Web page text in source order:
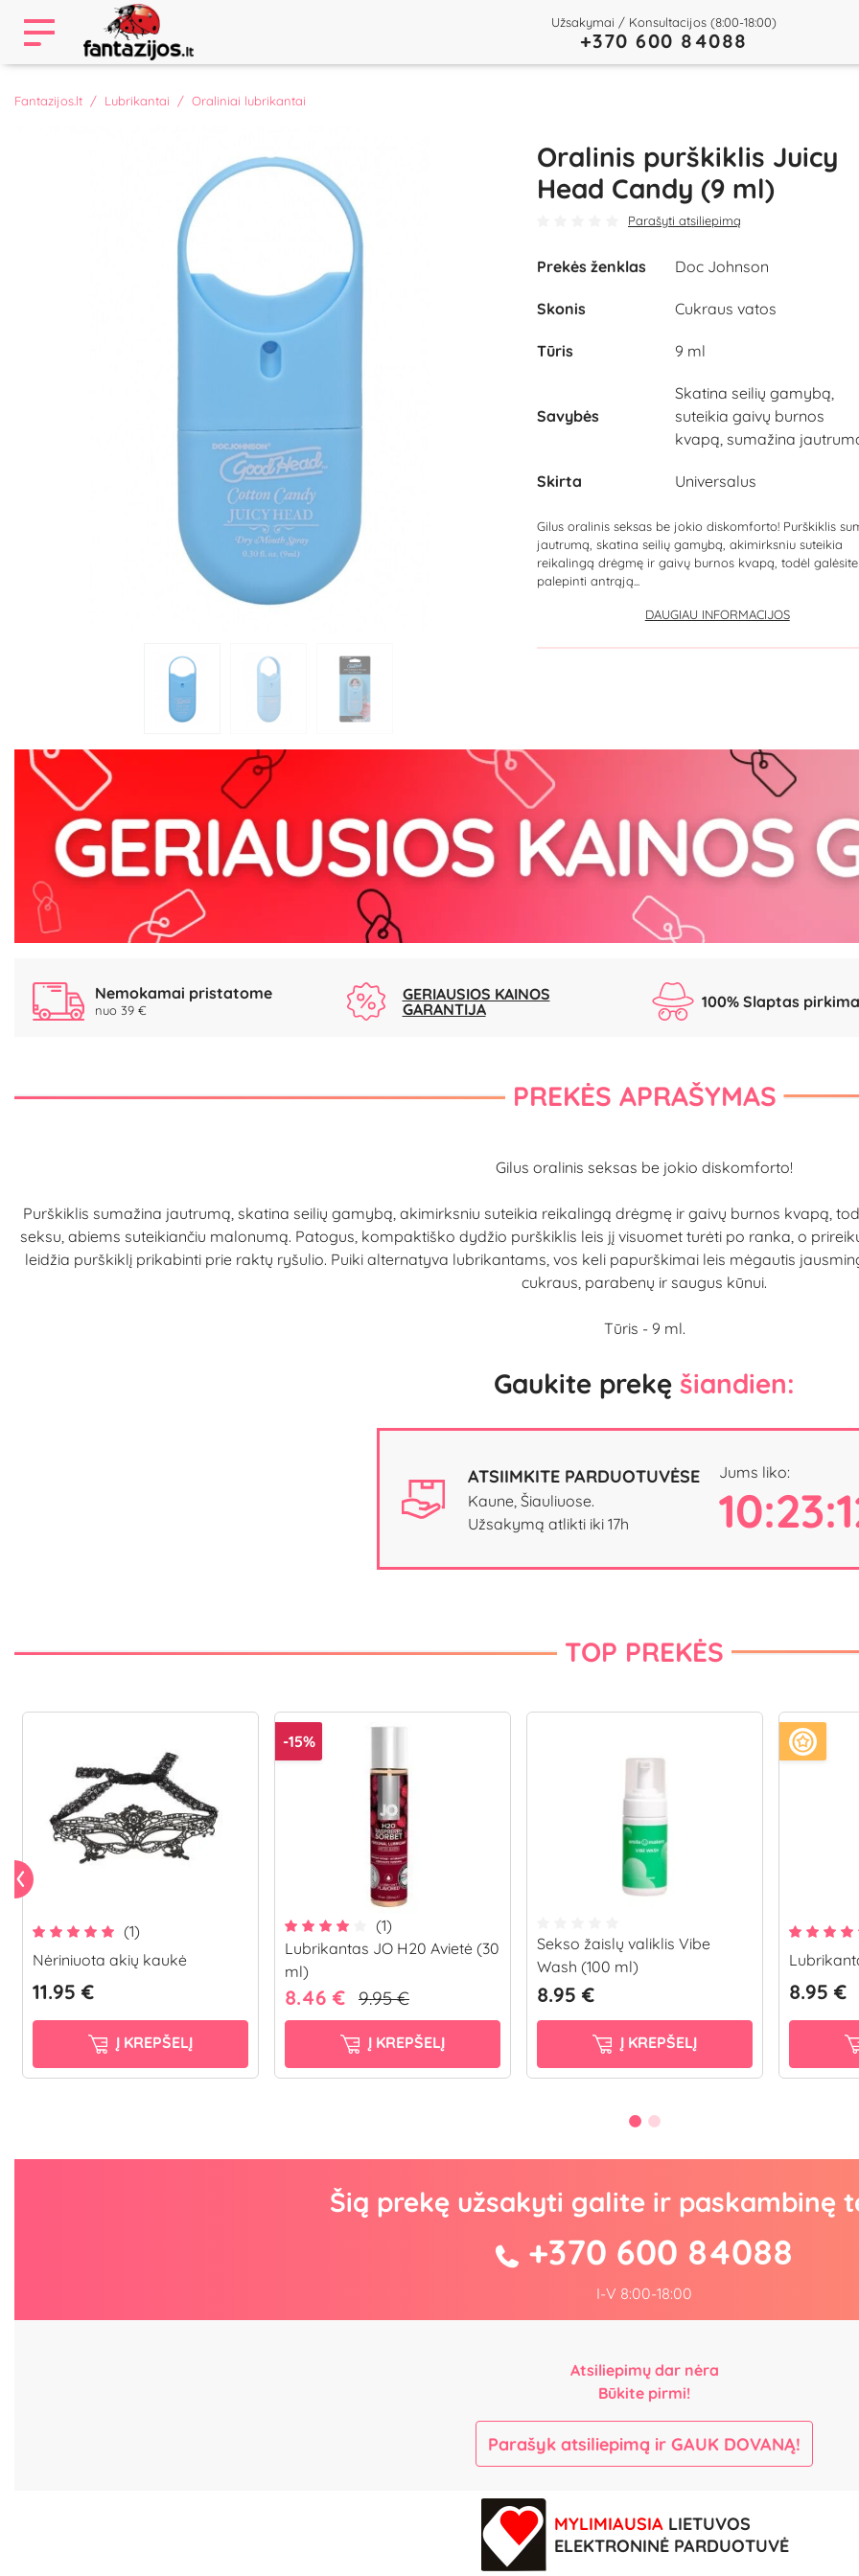
Užsakymai / Konsultacijos (8:00-18:00)
+370 600 84088
Fantazijos.lt Lubrikantai Oraliniai lubrikantai
Oralinis purškiklis Juicy
Head Candy (9 ml)
Parašyti atsiliepimą
Prekės ženklas Doc Johnson
Skonis Cukraus vatos
Tūris 9 ml
Savybės
Skatina seilių gamybą,
suteikia gaivų burnos
kvapą, sumažina
Skirta Universalus
Gilus oralinis seksas be jokio diskomforto! Purškiklis
jautrumą, skatina seilių gamybą, akimirksniu suteikia
reikalingą drėgmę ir gaivų burnos kvapą, todėl galėsite
palepinti antrąją...
DAUGIAU INFORMACIJOS
Nemokamai pristatome
nuo 39 €
GERIAUSIOS KAINOS
GARANTIJA
100% Slaptas
PREKĖS APRAŠYMAS
Gilus oralinis seksas be jokio diskomforto!
Purškiklis sumažina jautrumą, skatina seilių gamybą, akimirksniu suteikia reikalingą drėgmę ir gaivų burnos kvapą,
seksu, abiems suteikiančiu malonumą. Patogus, kompaktiško dydžio purškiklis leis jį visuomet turėti po ranka, o
leidžia purškiklį prikabinti prie raktų ryšulio. Puiki alternatyva lubrikantams, vos keli papurškimai leis mėgautis
cukraus, parabenų ir saugus kūnui.
Tūris - 9 ml.
Gaukite prekę šiandien:
ATSIIMKITE PARDUOTUVĖSE
Kaune, Šiauliuose.
Užsakymą atlikti iki 17h
Jums liko:
TOP PREKĖS
(1)
Nėriniuota akių kaukė
11.95 €
Į KREPŠELĮ
-15%
(1)
Lubrikantas JO H20 Avietė (30
ml)
8.46 € 9.95 €
Į KREPŠELĮ
Sekso žaislų valiklis Vibe
Wash (100 ml)
8.95 €
Į KREPŠELĮ
8.95 €
Šią prekę užsakyti galite ir paskambinę
+370 600 84088
I-V 8:00-18:00
Atsiliepimų dar nėra
Būkite pirmi!
Parašyk atsiliepimą ir GAUK DOVANĄ!
MYLIMIAUSIA LIETUVOS
ELEKTRONINĖ PARDUOTUVĖ